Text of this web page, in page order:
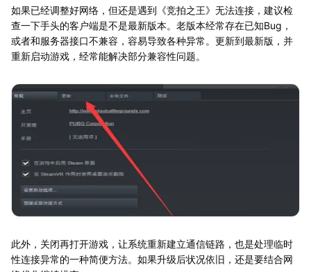
如果已经调整好网络，但还是遇到《竞拍之王》无法连接，建议检
查一下手头的客户端是不是最新版本。老版本经常存在已知Bug，
或者和服务器接口不兼容，容易导致各种异常。更新到最新版，并
重新启动游戏，经常能解决部分兼容性问题。
此外，关闭再打开游戏，让系统重新建立通信链路，也是处理临时
性连接异常的一种简便方法。如果升级后状况依旧，还是要结合网